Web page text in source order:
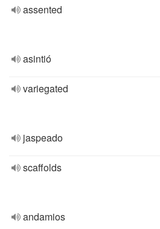
assented
asintió
variegated
jaspeado
scaffolds
andamios